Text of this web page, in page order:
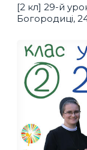
[2 кл] 29-й
Богородиці,